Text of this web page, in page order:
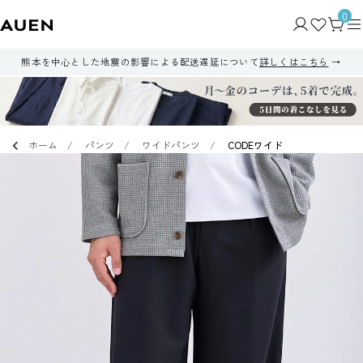
0
熊本を中心とした地震の影響による配送遅延について詳しくはこちら
ホーム パンツ ワイドパンツ CODEワイド